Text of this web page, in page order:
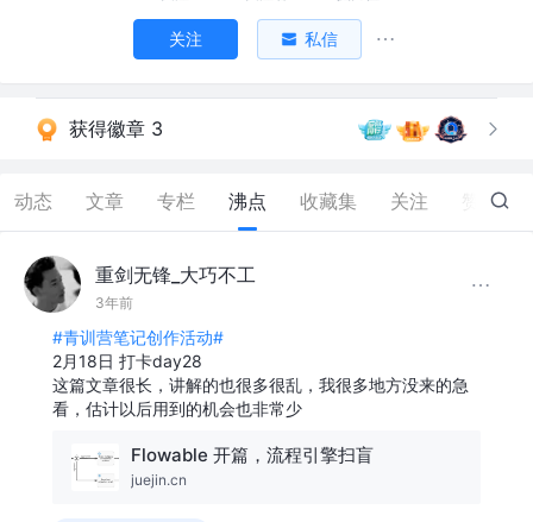
关注 私信
获得徽章 3
动态 文章 专栏 沸点 收藏集 关注 31
重剑无锋_大巧不工
3年前
#青训营笔记创作活动#
2月18日 打卡day28
这篇文章很长，讲解的也很多很乱，我很多地方没来的急
看，估计以后用到的机会也非常少
Flowable 开篇，流程引擎扫盲
juejin.cn